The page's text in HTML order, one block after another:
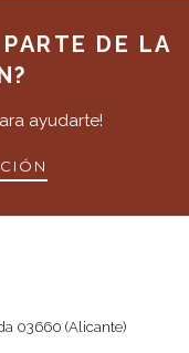
DE LA
ayudarte!
03660 (Alicante)